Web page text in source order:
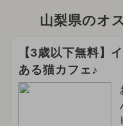
山梨県のオ
【3歳以下無料】
ある猫カフェ♪